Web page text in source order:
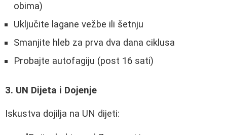
obima)
Uključite lagane vežbe ili šetnju
Smanjite hleb za prva dva dana ciklusa
Probajte autofagiju (post 16 sati)
3. UN Dijeta i Dojenje
Iskustva dojilja na UN dijeti: